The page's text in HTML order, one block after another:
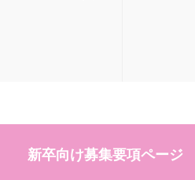
新卒向け募集要項ページ